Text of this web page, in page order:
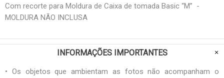
Com recorte para Moldura de Caixa de tomada Basic “M” -
MOLDURA NÃO INCLUSA
INFORMAÇÕES IMPORTANTES
• Os objetos que ambientam as fotos não acompanham o